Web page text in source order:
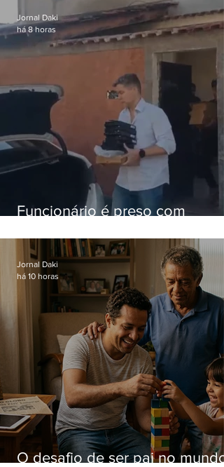
Funcionário é preso com
Hospital do Andaraí
Jornal Daki
há 8 horas
O desafio de ser pai no mundo
Jornal Daki
há 10 horas